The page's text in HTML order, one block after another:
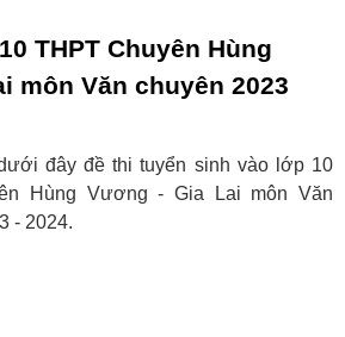
THPT Chuyên Hùng
môn Văn chuyên 2023
đây đề thi tuyển sinh vào lớp 10
Hùng Vương - Gia Lai môn Văn
- 2024.